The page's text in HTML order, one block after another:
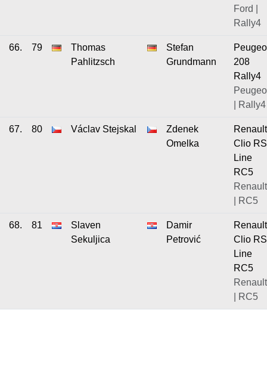
Ford |
Rally4
66. 79
Thomas
Pahlitzsch
Stefan
Grundmann
208
Rally4
| Rally4
67. 80 Václav Stejskal
Zdenek
Omelka
Renault
Clio RS
Line
RC5
Renault
| RC5
68. 81
Slaven
Sekuljica
Damir
Petrović
Renault
Clio RS
Line
RC5
Renault
| RC5